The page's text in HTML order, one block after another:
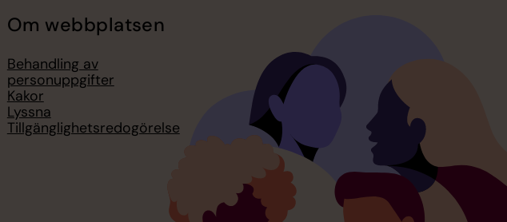
Om webbplatsen
Behandling av
personuppgifter
Kakor
Lyssna
Tillgänglighetsredogörelse